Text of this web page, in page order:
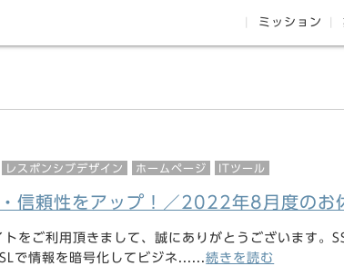
ミッション
レスポンシブデザイン ホームページ ITツール
信頼性をアップ！／2022年8月度のお
をご利用頂きまして、誠にありがとうございます。
で情報を暗号化してビジネ......続きを読む